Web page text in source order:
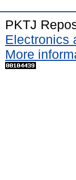
PKTJ
Electronics
More